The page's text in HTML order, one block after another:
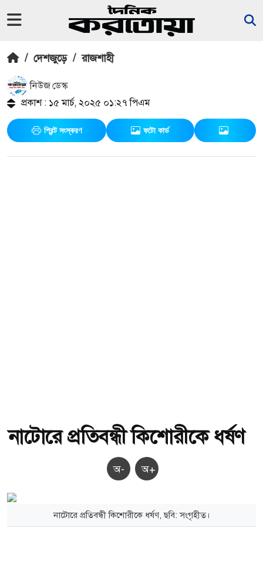
/ দেশজুড়ে / রাজশাহী
নিউজ ডেস্ক
প্রকাশ : ১৫ মার্চ, ২০২৫ ০১:২৭ পিএম
প্রিন্ট সংস্করণ ফটো কার্ড
নাটোরে প্রতিবন্ধী কিশোরীকে ধর্ষণ
অ- অ+
নাটোরে প্রতিবন্ধী কিশোরীকে ধর্ষণ, ছবি: সংগৃহীত।